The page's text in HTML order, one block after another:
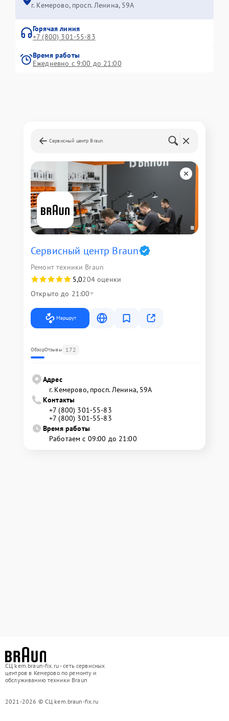
г. Кемерово, просп. Ленина, 59А
Горячая линия
+7 (800) 301-55-83
Время работы
Ежедневно с 9:00 до 21:00
Сервисный центр Braun
Сервисный центр Braun
Ремонт техники Braun
5,0204 оценки
Открыто до 21:00
Маршрут
ОбзорОтзывы 172
Адрес
г. Кемерово, просп. Ленина, 59А
Контакты
+7 (800) 301-55-83
+7 (800) 301-55-83
Время работы
Работаем с 09:00 до 21:00
СЦ kem.braun-fix.ru - сеть сервисных
центров в Кемерово по ремонту и
обслуживанию техники Braun
2021-2026 © СЦ kem.braun-fix.ru